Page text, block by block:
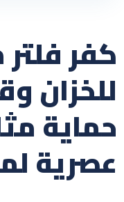
كفر
للخزان
حماية
عصرية